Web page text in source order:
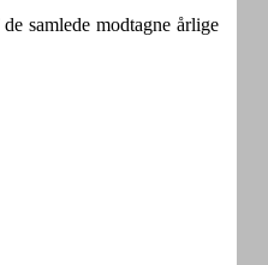
samlede modtagne årlige